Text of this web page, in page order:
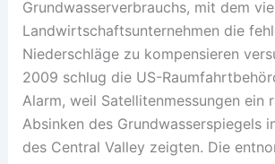
Grundwasserverbrauchs, mit dem
Landwirtschaftsunternehmen die
Niederschläge zu kompensieren
2009 schlug die US-
Alarm, weil Satellitenmessungen ein
Absinken des Grundwasserspiegels
des Central Valley zeigten. Die